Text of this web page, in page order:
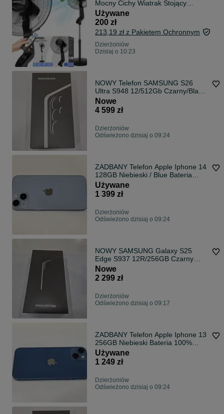
Mocny Cichy Wiatrak Stojący
Pokojowy 50W
Używane
200 zł
213,19 zł z Pakietem Ochronnym
Dzierżoniów
Dzisiaj o 10:23
NOWY Telefon SAMSUNG S26
Ultra S948 12/512Gb Czarny/Black
DZIERŻONIÓW
Nowe
4 599 zł
Dzierżoniów
Odświeżono dzisiaj o 09:24
ZADBANY Telefon Apple Iphone 14
128GB Niebieski / Blue Bateria
100% DZIERŻONIÓW
Używane
1 399 zł
Dzierżoniów
Odświeżono dzisiaj o 09:24
NOWY SAMSUNG Galaxy S25
Edge S937 12R/256GB Czarny
DZIERŻONIÓW
Nowe
2 299 zł
Dzierżoniów
Odświeżono dzisiaj o 09:17
ZADBANY Telefon Apple Iphone 13
256GB Niebieski Bateria 100%
DZIERŻONIÓW
Używane
1 249 zł
Dzierżoniów
Odświeżono dzisiaj o 09:24